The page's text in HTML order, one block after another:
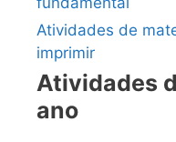
Atividades de
imprimir
Atividades
ano